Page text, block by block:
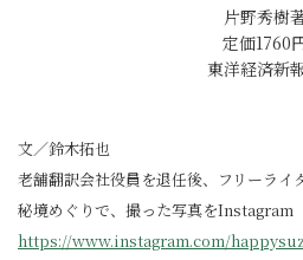
片野秀樹
定価1760
東洋経済新
文／鈴木拓也
老舗翻訳会社役員を退任後、フリーライ
秘境めぐりで、撮った写真をInstagram
https://www.instagram.com/